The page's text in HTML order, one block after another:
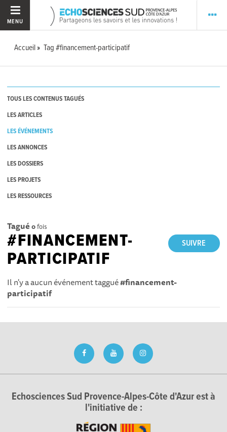
MENU
Accueil Tag #financement-participatif
TOUS LES CONTENUS TAGUÉS
LES ARTICLES
LES ÉVÉNEMENTS
LES ANNONCES
LES DOSSIERS
LES PROJETS
LES RESSOURCES
Tagué 0fois
SUIVRE
#FINANCEMENT-
PARTICIPATIF
Il n'y a aucun événement taggué#financement-
participatif
Echosciences Sud Provence-Alpes-Côte d'Azur est à
l'initiative de :